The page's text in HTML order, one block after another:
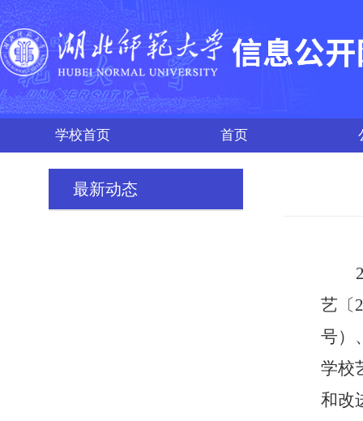
学校首页 首页
最新动态
艺〔
号）
学校
和改